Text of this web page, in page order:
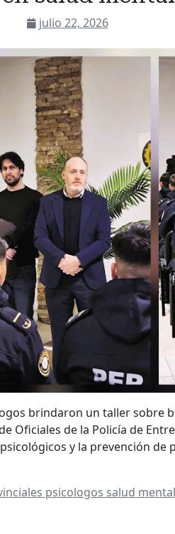
julio 22, 2026
brindaron un taller sobre
Oficiales de la Policía de
y la prevención de
psicologos salud mental